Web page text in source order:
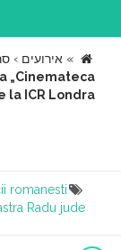
» אירועים ›
„Cinemateca
la ICR Londra
romanesti
Radu jude